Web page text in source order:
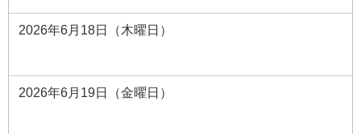
2026年6月18日（木曜日）
2026年6月19日（金曜日）